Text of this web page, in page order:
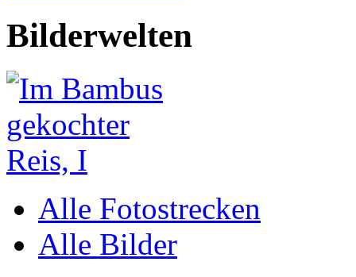
Bilderwelten
Alle Fotostrecken
Alle Bilder